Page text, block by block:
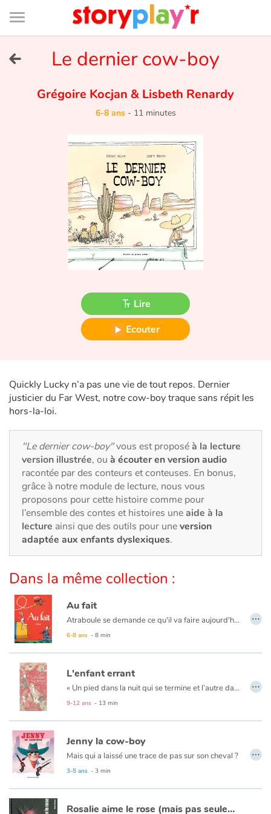
Connexion
Bibliothèque
de
page
Tester gratuitement
Bibliothèque
Contes d'ici et d'ailleurs
Princesses et princes, rois, reines et dragons
Ogres, monstres et sorcières
Écologie, nature, saisons
Les animaux
Voyage, épopée, enquête, aventure
Autour du monde
Apprentissage
Art, espace, activité
Documentaires
En famille
Quotidien et loisirs
À l'école
Fêtes et évènements
Amour et amitié
Sujets de société
Le dernier cow-boy
Grégoire Kocjan & Lisbeth Renardy
6-8 ans- 11 minutes
Lire
Ecouter
Quickly Lucky n’a pas une vie de tout repos. Dernier
justicier du Far West, notre cow-boy traque sans répit les
hors-la-loi.
"Le dernier cow-boy"vous est proposéà la lecture
version illustrée, ou à écouter en version audio
racontée par des conteurs et conteuses. En bonus,
grâce à notre module de lecture, nous vous
proposons pour cette histoire comme pour
l’ensemble des contes et histoires uneaide à la
lecture ainsi que des outils pour uneversion
adaptée aux enfants dyslexiques.
Dans la même collection :
Au fait
Atraboule se demande ce qu'il va faire aujourd'hui. Déjeuner chez sa cousine Louise ? Aller chez le dentiste ? Passer au bureau ? Repasser à la maison ? Non, rien de tout ça. Il ira chasser l'ours.
6-8 ans - 8 min
…
L'enfant errant
« Un pied dans la nuit qui se termine et l’autre dans le jour qui se lève un enfant seul enjambe l’horizon. Il pose le pied sur la terre froide et se met en marche. »
9-12 ans - 13 min
…
Jenny la cow-boy
Mais qui a laissé une trace de pas sur son cheval ?
3-5 ans - 3 min
…
Rosalie aime le rose (mais pas seulement)